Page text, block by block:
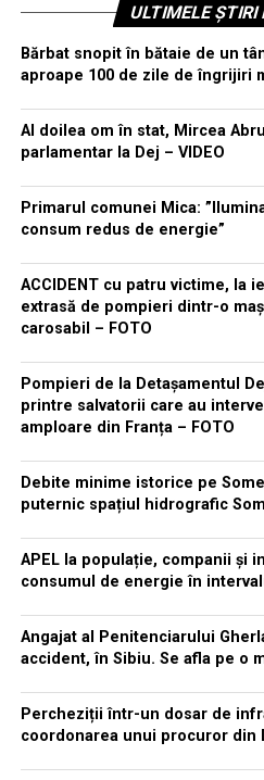
ULTIMELE
Bărbat snopit în bătaie de un
aproape 100 de zile de îngrijiri
Al doilea om în stat, Mircea
parlamentar la Dej – VIDEO
Primarul comunei Mica:
consum redus de energie”
ACCIDENT cu patru victime, la
extrasă de pompieri dintr-o
carosabil – FOTO
Pompieri de la Detașamentul
printre salvatorii care au
amploare din Franța – FOTO
Debite minime istorice pe
puternic spațiul hidrografic
APEL la populație, companii și
consumul de energie în
Angajat al Penitenciarului
accident, în Sibiu. Se afla pe o
Percheziții într-un dosar de
coordonarea unui procuror din